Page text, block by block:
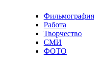
Фильмография
Работа
Творчество
СМИ
ФОТО